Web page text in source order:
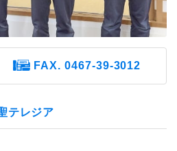
FAX. 0467-39-3012
テレジア